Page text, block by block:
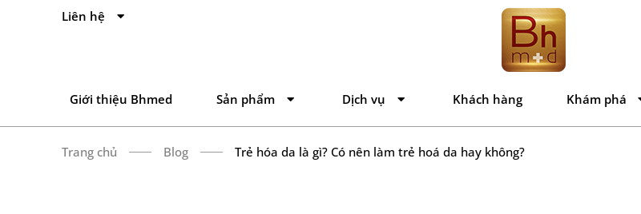
Liên hệ
Giới thiệu Bhmed Sản phẩm Dịch vụ Khách hàng Khám phá
Trang chủ Blog Trẻ hóa da là gì? Có nên làm trẻ hoá da hay không?